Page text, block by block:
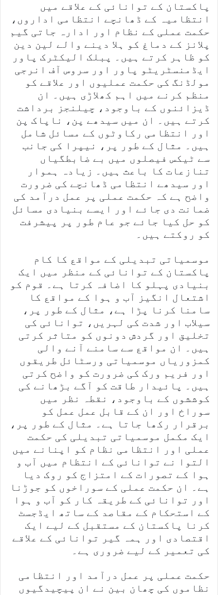
پاکستان کے توانائی کے علاقے میں
انتظامیہ کے ڈھانچے انتظامی اداروں،
حکمت عملی کے نظام اور ادارہ جاتی گیم
پلانز کے دماغ کو ہلا دینے والے لین دین
کو ظاہر کرتے ہیں۔ پبلک الیکٹرک پاور
ایڈمنسٹریٹو پاور اور سروس آف انرجی
مولڈنگ کی حکمت عملیوں اور علاقے کو
منظم کرنے میں اہم کھلاڑی ہیں۔ ان
ڈیزائنوں کے باوجود، چیلنجز برداشت
کرتے ہیں۔ ان میں سیدھے پن، ناپاک پن
اور انتظامی رکاوٹوں کے مسائل شامل
ہیں۔ مثال کے طور پر، نیپرا کی جانب
سے ٹیکس فیصلوں میں بے ضابطگیاں
تنازعات کا باعث ہیں۔ زیادہ ہموار
اور سیدھے انتظامی ڈھانچے کی ضرورت
واضح ہے کہ حکمت عملی پر عمل درآمد کی
ضمانت دی جائے اور ایسے بنیادی مسائل
کو حل کیا جائے جو عام طور پر پیشرفت
کو روکتے ہیں۔
موسمیاتی تبدیلی کے مواقع کا کام
پاکستان کے توانائی کے منظر میں ایک
بنیادی پہلو کا اضافہ کرتا ہے۔ قوم کو
اشتعال انگیز آب و ہوا کے مواقع کا
سامنا کرنا پڑا ہے، مثال کے طور پر،
سیلاب اور شدت کی لہریں، توانائی کی
تخلیق اور گردش دونوں کو متاثر کرتی
ہیں۔ ان مواقع سے سامنے آنے والی
کمزوریاں موسمیاتی ورسٹائل طریقوں
اور فریم ورک کی ضرورت کو واضح کرتی
ہیں۔ پائیدار طاقت کو آگے بڑھانے کی
کوششوں کے باوجود، نقطہ نظر میں
سوراخ اور ان کے قابل عمل عمل کو
برقرار رکھا جاتا ہے۔ مثال کے طور پر،
ایک مکمل موسمیاتی تبدیلی کی حکمت
عملی اور انتظامی نظام کو اپنانے میں
التوا نے توانائی کے انتظام میں آب و
ہوا کے تصورات کے امتزاج کو روک دیا
ہے۔ ان حکمت عملی کے سوراخوں کو جوڑنا
اور توانائی کے طریقہ کار کو آب و ہوا
کے استحکام کے مقاصد کے ساتھ ایڈجسٹ
کرنا پاکستان کے مستقبل کے لیے ایک
اقتصادی اور ہمہ گیر توانائی کے علاقے
کی تعمیر کے لیے ضروری ہے۔
حکمت عملی پر عمل درآمد اور انتظامی
نظاموں کی چھان بین نے ان پیچیدگیوں